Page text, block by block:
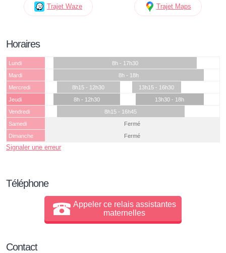
Trajet Waze Trajet Maps
Horaires
Lundi
8h - 17h30
Mardi
8h - 18h
Mercredi
8h15 - 12h30
13h15 - 16h30
Jeudi
8h - 12h30
13h30 - 18h
Vendredi
8h15 - 16h45
Samedi
Fermé
Dimanche
Fermé
Signaler une erreur
Téléphone
Appeler ce relais assistantes
maternelles
Contact